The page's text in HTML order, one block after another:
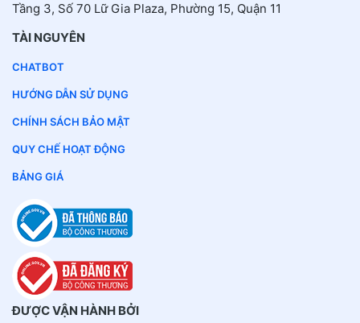
Tầng 3, Số 70 Lữ Gia Plaza, Phường 15, Quận 11
TÀI NGUYÊN
CHATBOT
HƯỚNG DẪN SỬ DỤNG
CHÍNH SÁCH BẢO MẬT
QUY CHẾ HOẠT ĐỘNG
BẢNG GIÁ
ĐƯỢC VẬN HÀNH BỞI